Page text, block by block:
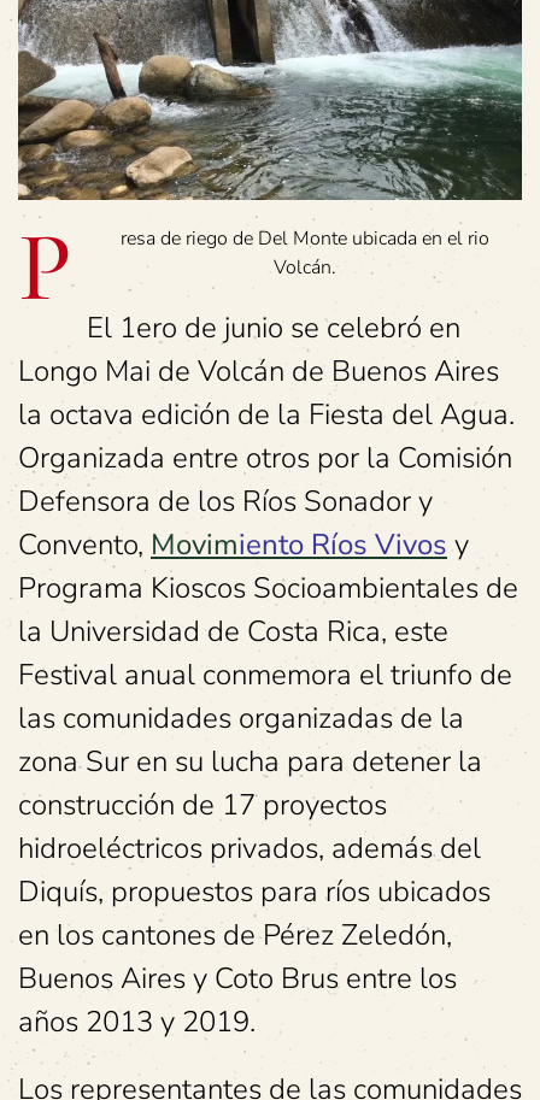
P
resa de riego de Del Monte ubicada en el rio
Volcán.
El 1ero de junio se celebró en
Longo Mai de Volcán de Buenos Aires
la octava edición de la Fiesta del Agua.
Organizada entre otros por la Comisión
Defensora de los Ríos Sonador y
Convento, Movimiento Ríos Vivos y
Programa Kioscos Socioambientales de
la Universidad de Costa Rica, este
Festival anual conmemora el triunfo de
las comunidades organizadas de la
zona Sur en su lucha para detener la
construcción de 17 proyectos
hidroeléctricos privados, además del
Diquís, propuestos para ríos ubicados
en los cantones de Pérez Zeledón,
Buenos Aires y Coto Brus entre los
años 2013 y 2019.
Los representantes de las comunidades